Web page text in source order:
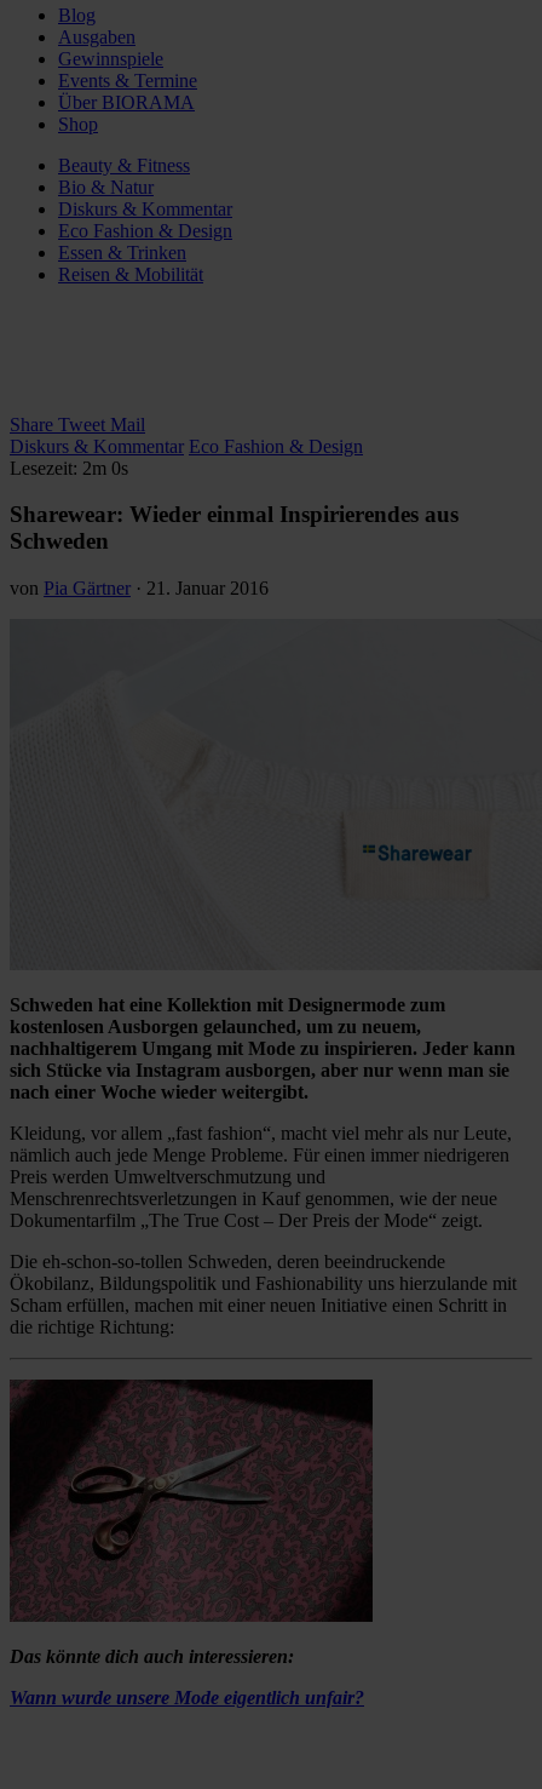
Blog
Ausgaben
Gewinnspiele
Events & Termine
Über BIORAMA
Shop
Beauty & Fitness
Bio & Natur
Diskurs & Kommentar
Eco Fashion & Design
Essen & Trinken
Reisen & Mobilität
Share Tweet Mail
Diskurs & Kommentar Eco Fashion & Design
Lesezeit: 2m 0s
Sharewear: Wieder einmal Inspirierendes aus
Schweden
von Pia Gärtner · 21. Januar 2016
Schweden hat eine Kollektion mit Designermode zum
kostenlosen Ausborgen gelaunched, um zu neuem,
nachhaltigerem Umgang mit Mode zu inspirieren. Jeder kann
sich Stücke via Instagram ausborgen, aber nur wenn man sie
nach einer Woche wieder weitergibt.
Kleidung, vor allem „fast fashion“, macht viel mehr als nur Leute,
nämlich auch jede Menge Probleme. Für einen immer niedrigeren
Preis werden Umweltverschmutzung und
Menschrenrechtsverletzungen in Kauf genommen, wie der neue
Dokumentarfilm „The True Cost – Der Preis der Mode“ zeigt.
Die eh-schon-so-tollen Schweden, deren beeindruckende
Ökobilanz, Bildungspolitik und Fashionability uns hierzulande mit
Scham erfüllen, machen mit einer neuen Initiative einen Schritt in
die richtige Richtung:
Das könnte dich auch interessieren:
Wann wurde unsere Mode eigentlich unfair?